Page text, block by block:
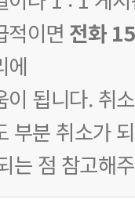
적이면 전화
에
이 됩니다. 취
부분 취소가
는 점 참고해